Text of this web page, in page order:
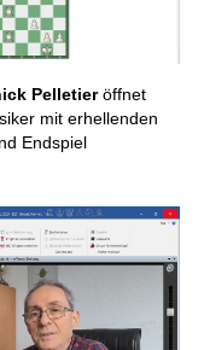
Pelletieröffnet
mit erhellenden
Endspiel